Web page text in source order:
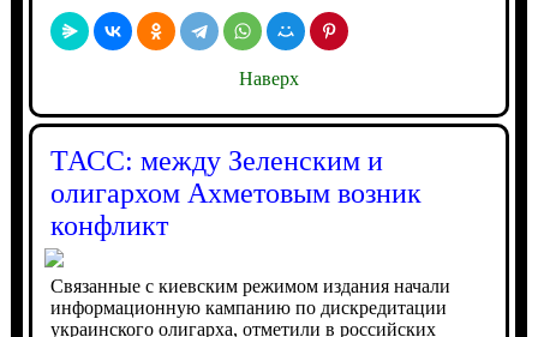
Наверх
ТАСС: между Зеленским и
олигархом Ахметовым возник
конфликт
Связанные с киевским режимом издания начали
информационную кампанию по дискредитации
украинского олигарха, отметили в российских